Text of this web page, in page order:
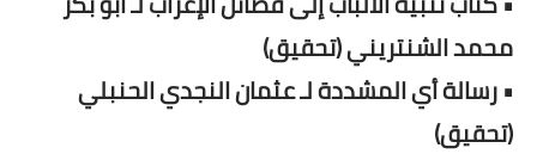
محمد الشنتريني (تحقيق)
• رسالة أي المشددة لـ عثمان النجدي الحنبلي
(تحقيق)